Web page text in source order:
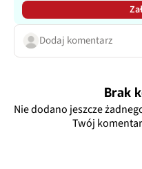
Dodaj komentarz
Brak
Nie dodano jeszcze
Twój